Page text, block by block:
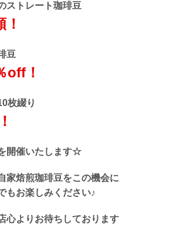
ストレート珈琲豆
豆
off！
枚綴り
開催いたします☆
家焙煎珈琲豆をこの機会に
もお楽しみください♪
心よりお待ちしております